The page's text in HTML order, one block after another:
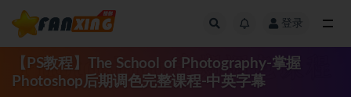
登录
【PS教程】The School of Photography-掌握
Photoshop后期调色完整课程-中英字幕